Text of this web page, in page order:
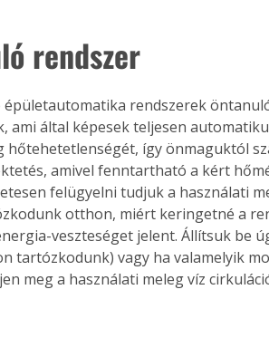
az
Old
új,
egyedi
Együtt jobban megéri!
Bővebb információ itt!
Együtt jobban megéri! A
könyvek tetszőleges
párosítással kedvezményes
áron, 0 Ft postaköltséggel
megrendelhetők!
rendszer
épületautomatika rendszerek
ami által képesek teljesen
hőtehetetlenségét, így önmaguktól
amivel fenntartható a kért
felügyelni tudjuk a használati
otthon, miért keringetné a
veszteséget jelent. Állítsuk be
tartózkodunk) vagy ha valamelyik
meg a használati meleg víz